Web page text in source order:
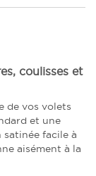
coulisses et
de vos volets
et une
facile à
aisément à la